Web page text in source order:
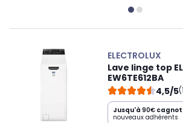
ELECTROLUX
Lave linge top
EW6TE612BA
4,5/5
Jusqu'à 90€
nouveaux adhérents